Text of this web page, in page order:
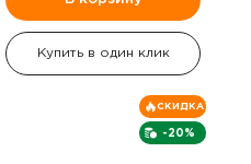
Купить в один клик
-20%
СКИДКА